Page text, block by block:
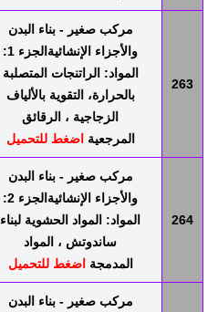
263
مركب صغير - بناء البدن
والأجزاء الإنشائيةالجزء 1:
المواد: الراتنجات المتصلبة
بالحرارة، التقوية بالألياف
الزجاجية ، الرقائق
المرجعية اضغط للتحميل
264
مركب صغير - بناء البدن
والأجزاء الإنشائيةالجزء 2:
المواد: المواد الحشوية لبناء
ساندوتش ، المواد
المدمجة اضغط للتحميل
مركب صغير - بناء البدن